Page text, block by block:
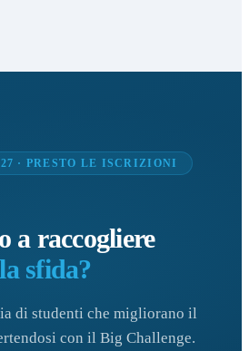
· PRESTO LE ISCRIZIONI
a raccogliere
la sfida?
di studenti che migliorano il
con il Big Challenge.